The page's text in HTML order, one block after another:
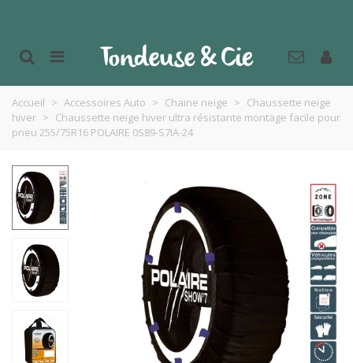
Accueil > Accessoires Auto > Chaine neige > Chaussette neige
hiver > Chaussette neige hiver ultra résistante montage facile pour
pneu 255/75R16 POLAIRE 0S89-S7IA-24